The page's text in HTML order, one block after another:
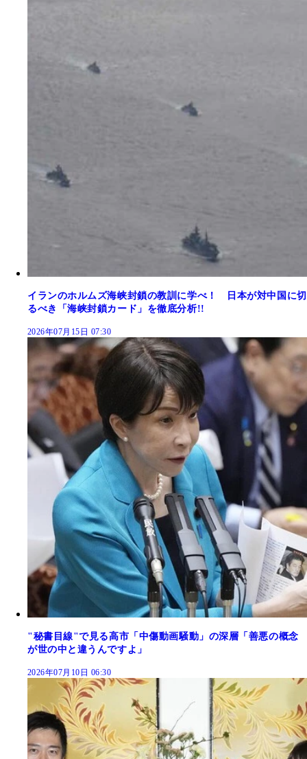
イランのホルムズ海峡封鎖の教訓に学べ！ 日本が対中国に切
るべき「海峡封鎖カード」を徹底分析!!
2026年07月15日 07:30
"秘書目線"で見る高市「中傷動画騒動」の深層「善悪の概念
が世の中と違うんですよ」
2026年07月10日 06:30